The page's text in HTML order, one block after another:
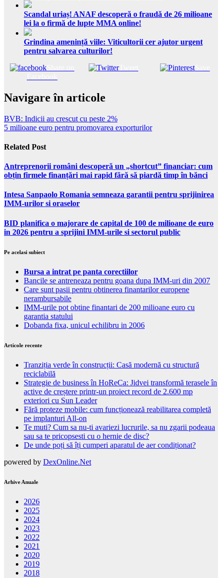
Scandal uriaș! ANAF descoperă o fraudă de 26 milioane
lei la o firmă de lupte MMA online!
Grindina amenință viile: Viticultorii cer ajutor urgent
pentru salvarea culturilor!
Tweet Save
Navigare în articole
BVB: Indicii au crescut cu peste 2%
5 milioane euro pentru promovarea exporturilor
Related Post
Antreprenorii români descoperă un „shortcut” financiar: cum
obțin firmele finanțări mai rapid fără să piardă timp în bănci
Intesa Sanpaolo Romania semneaza garantii pentru sprijinirea
IMM-urilor si oraselor
BID planifica o majorare de capital de 100 de milioane de euro
in 2026 pentru a sprijini IMM-urile si sectorul public
Pe acelasi subiect
Bursa a intrat pe panta corectiilor
Bancile se antreneaza pentru goana dupa IMM-uri din 2007
Care sunt pasii pentru obtinerea finantarilor europene
nerambursabile
IMM-urile pot obtine finantari de 200 milioane euro cu
garantia statului
Dobanda fixa, unicul echilibru in 2006
Articole recente
Tranziția verde în construcții: Casă modernă cu structură
reciclabilă
Strategie de business în HoReCa: Jidvei transformă terasele în
active de creștere printr-un proiect record de 2.600 mp
exteriori cu Sun Leader
Fără proteze mobile: cum funcționează reabilitarea completă
pe implanturi All-on
Te muti? Cum sa nu-ti avariezi lucrurile, sa nu zgarii podeaua
sau sa te pricopsesti cu o hernie de disc?
De unde poți să îți cumperi aparatul de aer condiționat?
powered by DexOnline.Net
Arhive Anuale
2026
2025
2024
2023
2022
2021
2020
2019
2018